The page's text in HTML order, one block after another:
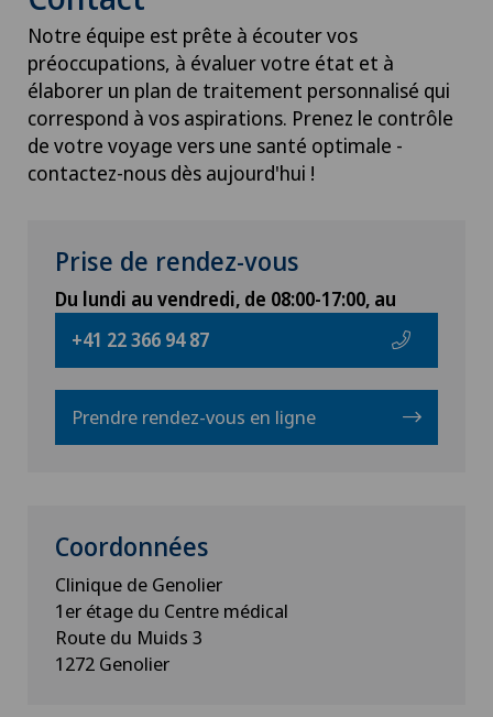
Notre équipe est prête à écouter vos
préoccupations, à évaluer votre état et à
élaborer un plan de traitement personnalisé qui
correspond à vos aspirations. Prenez le contrôle
de votre voyage vers une santé optimale -
contactez-nous dès aujourd'hui !
Prise de rendez-vous
Du lundi au vendredi, de 08:00-17:00, au
+41 22 366 94 87
Prendre rendez-vous en ligne
Coordonnées
Clinique de Genolier
1er étage du Centre médical
Route du Muids 3
1272 Genolier